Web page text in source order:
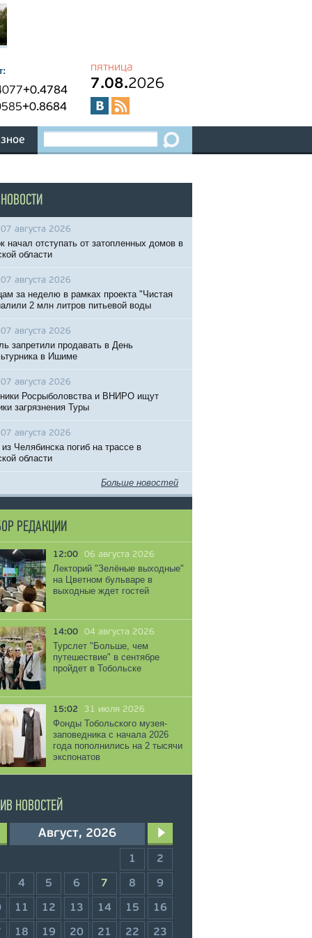
+0.4784
+0.8684
пятница
7.08.2026
07 августа 2026
начал отступать от затопленных домов в
области
07 августа 2026
за неделю в рамках проекта "Чистая
2 млн литров питьевой воды
07 августа 2026
запретили продавать в День
в Ишиме
07 августа 2026
Росрыболовства и ВНИРО ищут
загрязнения Туры
07 августа 2026
из Челябинска погиб на трассе в
области
Больше новостей
РЕДАКЦИИ
12:00 06 августа 2026
Лекторий "Зелёные выходные"
на Цветном бульваре в
выходные ждет гостей
14:00 04 августа 2026
Турслет "Больше, чем
путешествие" в сентябре
пройдет в Тобольске
15:02 31 июля 2026
Фонды Тобольского музея-
заповедника с начала 2026
года пополнились на 2 тысячи
экспонатов
НОВОСТЕЙ
Август, 2026
1 2
4 5 6 7 8 9
11 12 13 14 15 16
18 19 20 21 22 23